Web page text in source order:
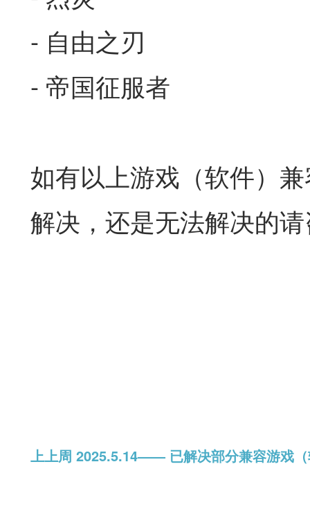
- 自由之刃
- 帝国征服者
如有以上游戏（软件）
解决，还是无法解决的
上上周 2025.5.14—— 已解决部分兼容游戏（